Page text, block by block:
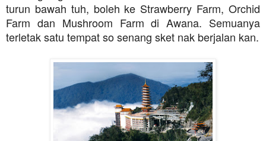
turun bawah tuh, boleh ke Strawberry Farm, Orchid
Farm dan Mushroom Farm di Awana. Semuanya
terletak satu tempat so senang sket nak berjalan kan.